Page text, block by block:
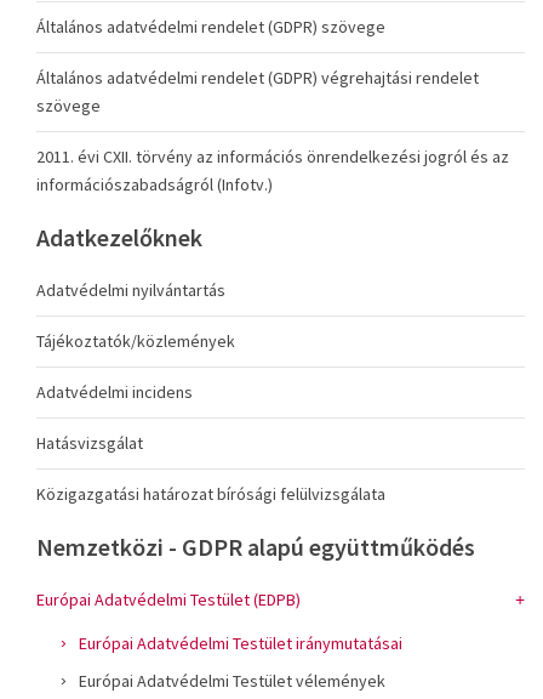
Általános adatvédelmi rendelet (GDPR) szövege
Általános adatvédelmi rendelet (GDPR) végrehajtási rendelet
szövege
2011. évi CXII. törvény az információs önrendelkezési jogról és az
információszabadságról (Infotv.)
Adatkezelőknek
Adatvédelmi nyilvántartás
Tájékoztatók/közlemények
Adatvédelmi incidens
Hatásvizsgálat
Közigazgatási határozat bírósági felülvizsgálata
Nemzetközi - GDPR alapú együttműködés
Európai Adatvédelmi Testület (EDPB)
Európai Adatvédelmi Testület iránymutatásai
Európai Adatvédelmi Testület vélemények